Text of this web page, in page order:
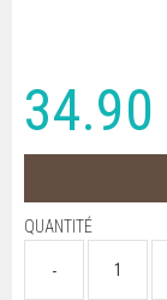
34.90
QUANTITÉ